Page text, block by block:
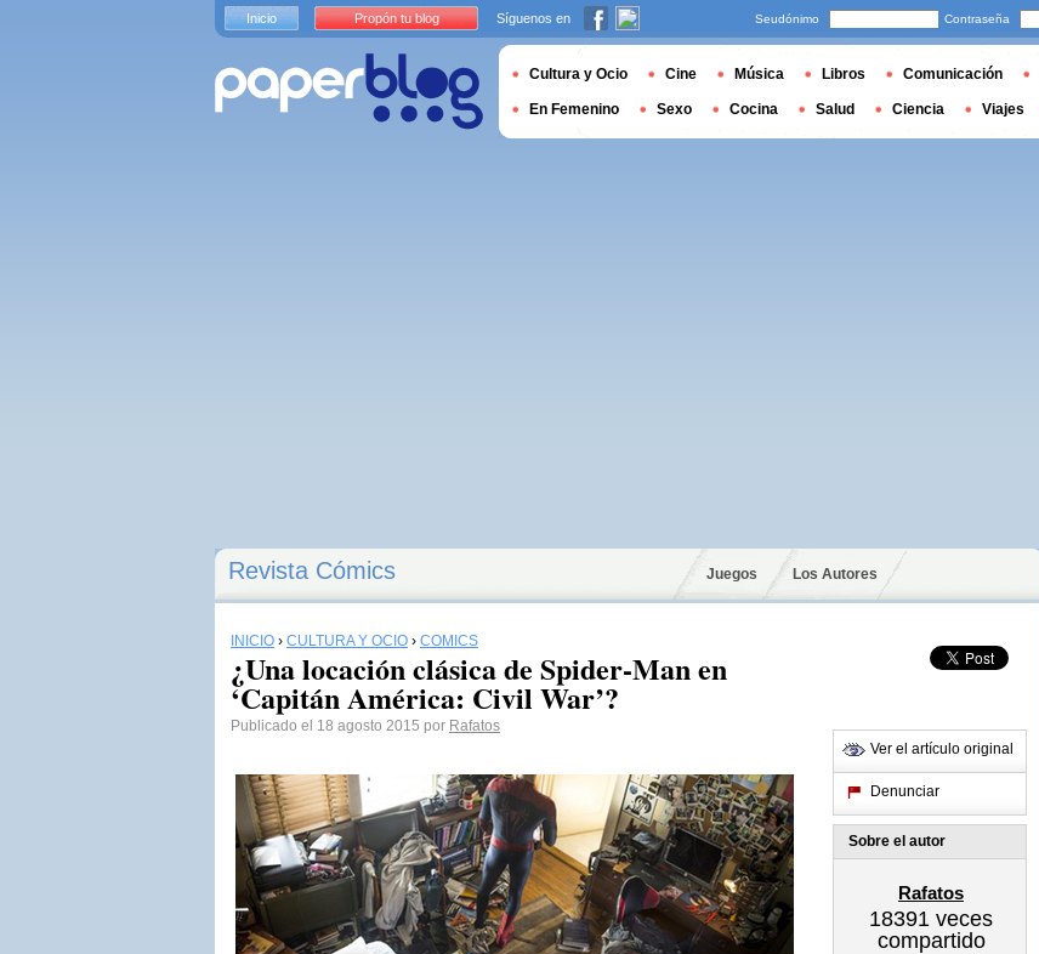
Revista Cómics Juegos Los Autores
INICIO › CULTURA Y OCIO › CÓMICS
¿Una locación clásica de Spider-Man en
‘Capitán América: Civil War’?
Publicado el 18 agosto 2015 por Rafatos
Ver el artículo original
Denunciar
Sobre el autor
Rafatos
18391 veces
compartido
Inicio Propón tu blog Síguenos en Seudónimo Contraseña
Cultura y Ocio Cine Música Libros Comunicación
En Femenino Sexo Cocina Salud Ciencia Viajes